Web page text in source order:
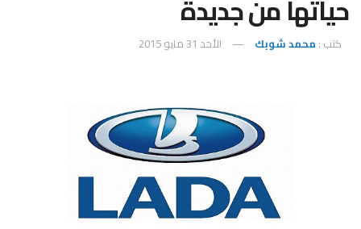
حياتها من جديدة
كتب : محمد شوبك الأحد 31 مايو 2015